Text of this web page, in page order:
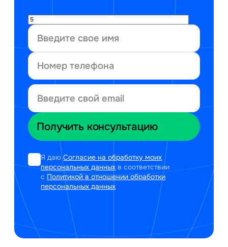
Я даюСогласие на обработку моих
персональных данных в соответствии
с Политикой в отношении обработки
персональных данных